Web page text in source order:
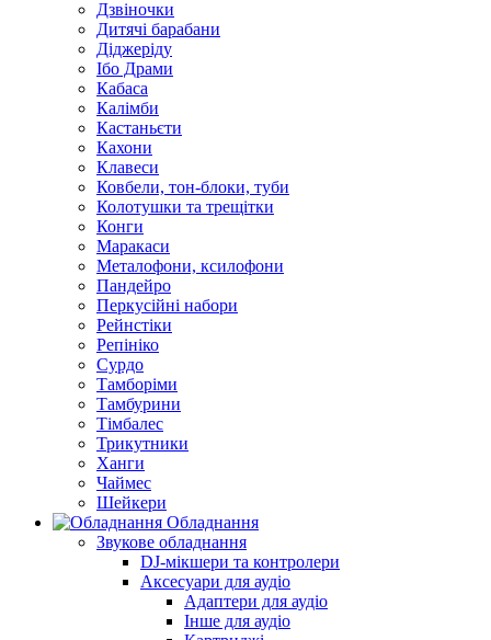
Дзвіночки
Дитячі барабани
Діджеріду
Ібо Драми
Кабаса
Калімби
Кастаньєти
Кахони
Клавеси
Ковбели, тон-блоки, туби
Колотушки та трещітки
Конги
Маракаси
Металофони, ксилофони
Пандейро
Перкусійні набори
Рейнстіки
Репініко
Сурдо
Тамборіми
Тамбурини
Тімбалес
Трикутники
Ханги
Чаймес
Шейкери
Обладнання
Звукове обладнання
DJ-мікшери та контролери
Аксесуари для аудіо
Адаптери для аудіо
Інше для аудіо